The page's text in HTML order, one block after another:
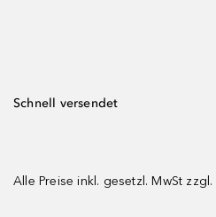
Schnell versendet
Alle Preise inkl. gesetzl. MwSt zzgl.